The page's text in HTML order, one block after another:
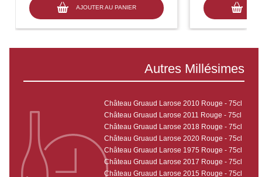
AJOUTER AU PANIER
Autres Millésimes
Château Gruaud Larose 2010 Rouge - 75cl
Château Gruaud Larose 2011 Rouge - 75cl
Château Gruaud Larose 2018 Rouge - 75cl
Château Gruaud Larose 2020 Rouge - 75cl
Château Gruaud Larose 1975 Rouge - 75cl
Château Gruaud Larose 2017 Rouge - 75cl
Château Gruaud Larose 2015 Rouge - 75cl